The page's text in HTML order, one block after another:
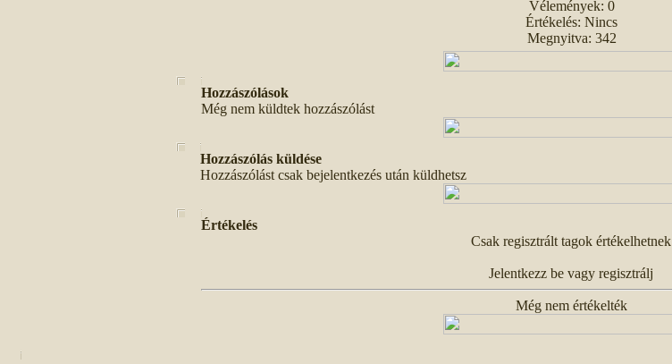
Vélemények: 0
Értékelés: Nincs
Megnyitva: 342
Hozzászólások
Még nem küldtek hozzászólást
Hozzászólás küldése
Hozzászólást csak bejelentkezés után küldhetsz
Értékelés
Csak regisztrált tagok értékelhetnek
Jelentkezz be vagy regisztrálj
Még nem értékelték